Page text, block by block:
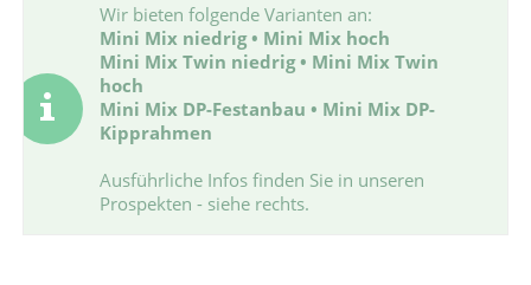
Wir bieten folgende Varianten an:
Mini Mix niedrig • Mini Mix hoch
Mini Mix Twin niedrig • Mini Mix Twin
hoch
Mini Mix DP-Festanbau • Mini Mix DP-
Kipprahmen
Ausführliche Infos finden Sie in unseren
Prospekten - siehe rechts.